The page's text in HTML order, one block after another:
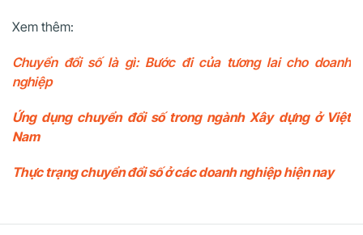
Xem thêm:
Chuyển đổi số là gì: Bước đi của tương lai cho doanh
nghiệp
Ứng dụng chuyển đổi số trong ngành Xây dựng ở Việt
Nam
Thực trạng chuyển đổi số ở các doanh nghiệp hiện nay